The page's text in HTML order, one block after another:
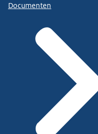
Documenten